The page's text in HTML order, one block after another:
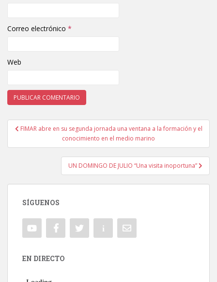
Correo electrónico *
Web
Navegación de entradas
FIMAR abre en su segunda jornada una ventana a la formación y el
conocimiento en el medio marino
UN DOMINGO DE JULIO “Una visita inoportuna”
SÍGUENOS
EN DIRECTO